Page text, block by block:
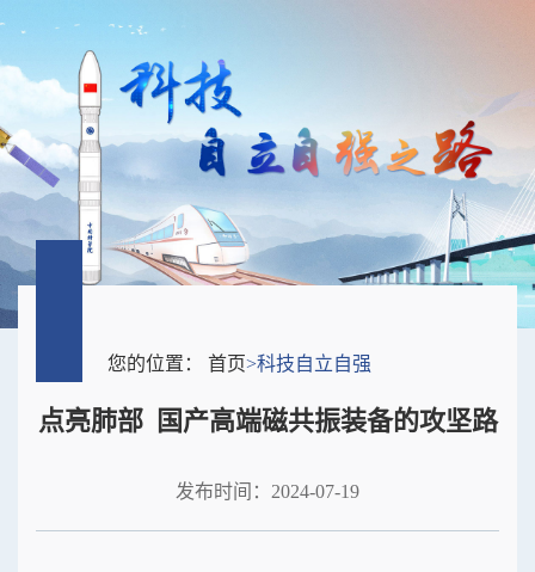
您的位置： 首页>科技自立自强
点亮肺部 国产高端磁共振装备的攻坚路
发布时间：2024-07-19